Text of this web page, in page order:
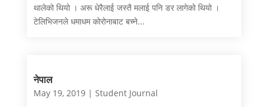
थालेको थियो । अरू धेरैलाई जस्तै मलाई पनि डर लागेको थियो ।
टेलिभिजनले धमाधम कोरोनाबाट बच्ने...
नेपाल
May 19, 2019| Student Journal